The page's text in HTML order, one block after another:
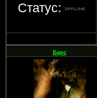
Статус:
Барс